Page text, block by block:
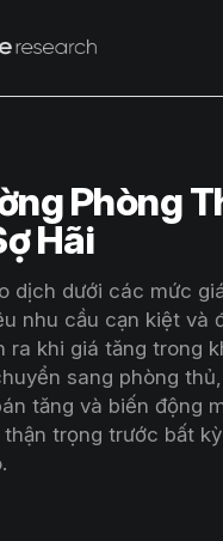
Phòng
Hãi
dịch dưới các mức
nhu cầu cạn kiệt và
ra khi giá tăng trong
sang phòng
tăng và biến động
thận trọng trước bất